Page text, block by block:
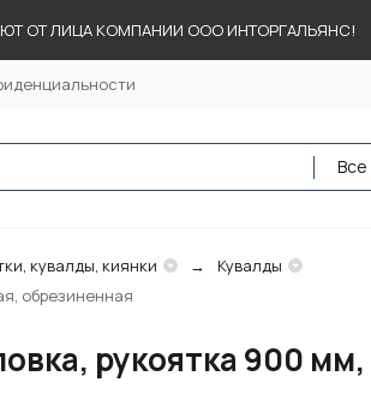
ОТ ЛИЦА КОМПАНИИ ООО ИНТОРГАЛЬЯНС!
Все
кувалды, киянки
Кувалды
обрезиненная
рукоятка 900